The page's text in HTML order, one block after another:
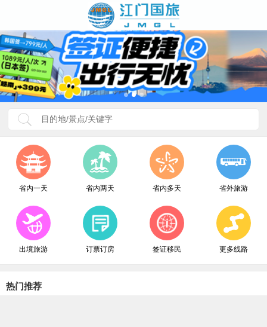
省内一天 省内两天 省内多天 省外旅游
出境旅游 订票订房 签证移民 更多线路
热门推荐